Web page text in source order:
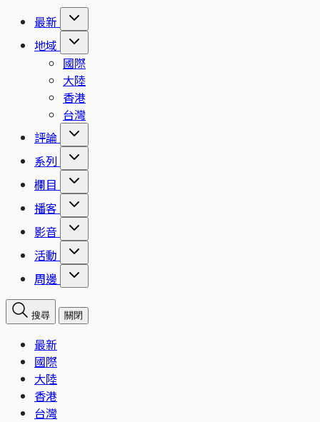
最新
地域
國際
大陸
香港
台灣
評論
系列
欄目
播客
影音
活動
周邊
搜尋 關閉
最新
國際
大陸
香港
台灣